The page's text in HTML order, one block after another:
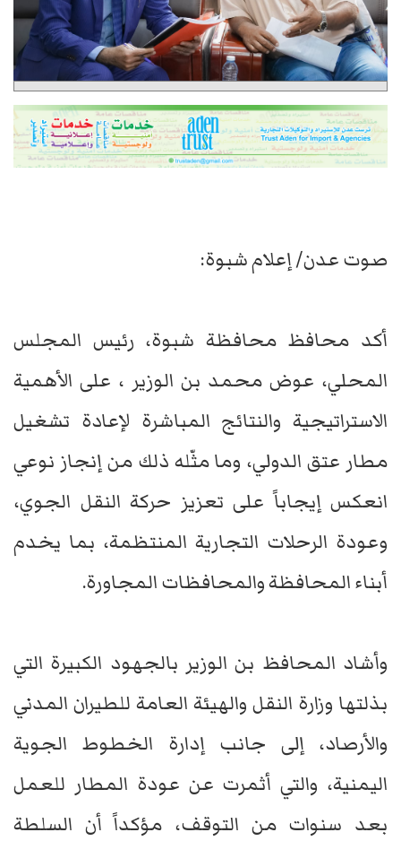
صوت عدن/ إعلام شبوة:
أكد محافظ محافظة شبوة، رئيس المجلس
المحلي، عوض محمد بن الوزير ، على الأهمية
الاستراتيجية والنتائج المباشرة لإعادة تشغيل
مطار عتق الدولي، وما مثّله ذلك من إنجاز نوعي
انعكس إيجاباً على تعزيز حركة النقل الجوي،
وعودة الرحلات التجارية المنتظمة، بما يخدم
أبناء المحافظة والمحافظات المجاورة.
وأشاد المحافظ بن الوزير بالجهود الكبيرة التي
بذلتها وزارة النقل والهيئة العامة للطيران المدني
والأرصاد، إلى جانب إدارة الخطوط الجوية
اليمنية، والتي أثمرت عن عودة المطار للعمل
بعد سنوات من التوقف، مؤكداً أن السلطة